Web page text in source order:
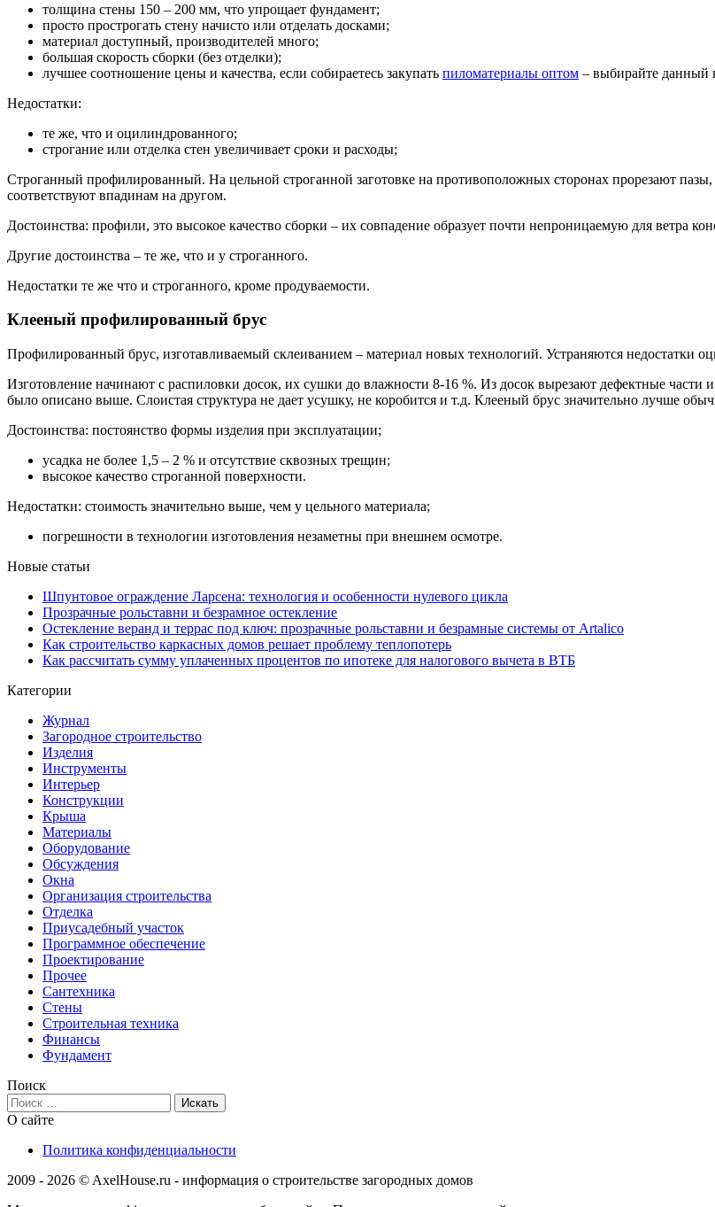
толщина стены 150 – 200 мм, что упрощает фундамент;
просто прострогать стену начисто или отделать досками;
материал доступный, производителей много;
большая скорость сборки (без отделки);
лучшее соотношение цены и качества, если собираетесь закупать пиломатериалы оптом – выбирайте данный
Недостатки:
те же, что и оцилиндрованного;
строгание или отделка стен увеличивает сроки и расходы;
Строганный профилированный. На цельной строганной заготовке на противоположных сторонах прорезают
соответствуют впадинам на другом.
Достоинства: профили, это высокое качество сборки – их совпадение образует почти непроницаемую для ветра
Другие достоинства – те же, что и у строганного.
Недостатки те же что и строганного, кроме продуваемости.
Клееный профилированный брус
Профилированный брус, изготавливаемый склеиванием – материал новых технологий. Устраняются недостатки
Изготовление начинают с распиловки досок, их сушки до влажности 8-16 %. Из досок вырезают дефектные
было описано выше. Слоистая структура не дает усушку, не коробится и т.д. Клееный брус значительно лучше
Достоинства: постоянство формы изделия при эксплуатации;
усадка не более 1,5 – 2 % и отсутствие сквозных трещин;
высокое качество строганной поверхности.
Недостатки: стоимость значительно выше, чем у цельного материала;
погрешности в технологии изготовления незаметны при внешнем осмотре.
Новые статьи
Шпунтовое ограждение Ларсена: технология и особенности нулевого цикла
Прозрачные рольставни и безрамное остекление
Остекление веранд и террас под ключ: прозрачные рольставни и безрамные системы от Artalico
Как строительство каркасных домов решает проблему теплопотерь
Как рассчитать сумму уплаченных процентов по ипотеке для налогового вычета в ВТБ
Категории
Журнал
Загородное строительство
Изделия
Инструменты
Интерьер
Конструкции
Крыша
Материалы
Оборудование
Обсуждения
Окна
Организация строительства
Отделка
Приусадебный участок
Программное обеспечение
Проектирование
Прочее
Сантехника
Стены
Строительная техника
Финансы
Фундамент
Поиск
О сайте
Политика конфиденциальности
2009 - 2026 © AxelHouse.ru - информация о строительстве загородных домов